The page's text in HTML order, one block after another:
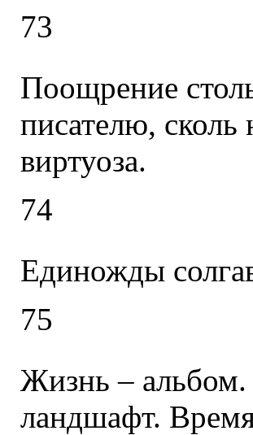
73
Поощрение
писателю,
виртуоза.
74
Единожды
75
Жизнь – альбом.
ландшафт.